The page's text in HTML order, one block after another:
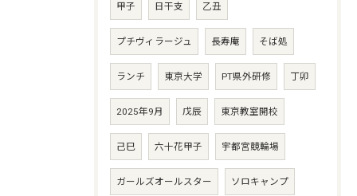
甲子 日干支 乙丑
プチヴィラージュ 長寿庵 そば処
ランチ 東京大学 PT県外研修 丁卯
2025年9月 戊辰 東京教室開校
己巳 六十花甲子 宇都宮競輪場
ガールズオールスター ソロキャンプ